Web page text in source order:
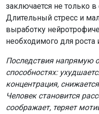
заключается не только
Длительный стресс и
выработку
необходимого для
Последствия напрямую
способностях:
концентрация,
Человек становится
соображает, теряет